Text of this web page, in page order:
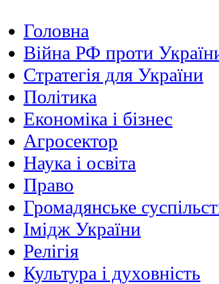
Головна
Війна РФ проти
Стратегія для України
Політика
Економіка і бізнес
Агросектор
Наука і освіта
Право
Громадянське
Імідж України
Релігія
Культура і духовність